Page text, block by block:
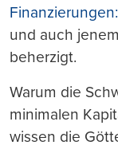
Finanzierungen:
und auch
beherzigt.
Warum die
minimalen
wissen die